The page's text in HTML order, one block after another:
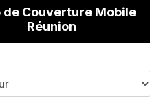
de Couverture Mobile
Réunion